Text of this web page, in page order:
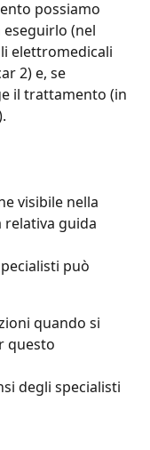
possiamo
(nel
elettromedicali
2) e, se
il trattamento (in
visibile nella
relativa guida
può
quando si
questo
degli specialisti